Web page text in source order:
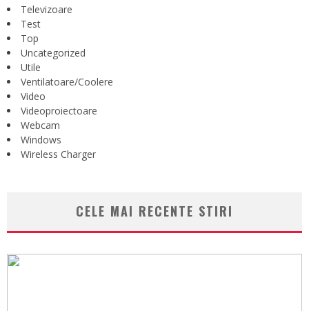
Televizoare
Test
Top
Uncategorized
Utile
Ventilatoare/Coolere
Video
Videoproiectoare
Webcam
Windows
Wireless Charger
CELE MAI RECENTE STIRI